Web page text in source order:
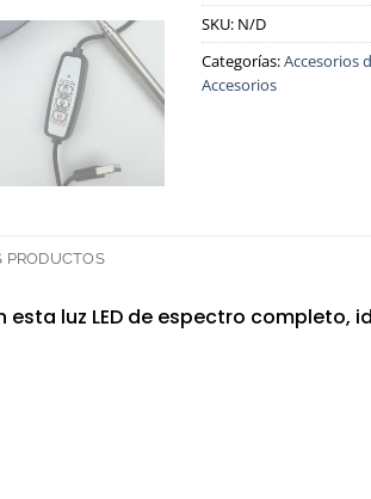
SKU: N/D
Categorías:Accesorios
Accesorios
PRODUCTOS
luz LED de espectro completo,